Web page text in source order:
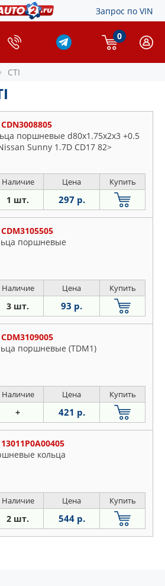
Запрос по VIN
0
CTI
поршневые d80x1.75x2x3 +0.5
Sunny 1.7D CD17 82>
Наличие Цена Купить
1 шт. 297 р.
поршневые
Наличие Цена Купить
3 шт. 93 р.
поршневые (TDM1)
Наличие Цена Купить
+ 421 р.
кольца
Наличие Цена Купить
2 шт. 544 р.